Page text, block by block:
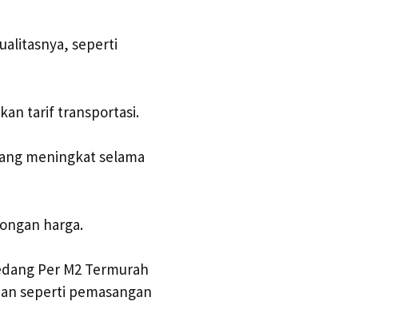
seperti
tarif transportasi.
meningkat selama
harga.
Per M2 Termurah
seperti pemasangan